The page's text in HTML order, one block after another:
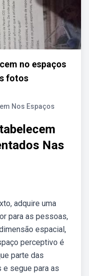
no espaços
fotos
Nos Espaços
Nas
adquire uma
para as pessoas,
espacial,
perceptivo é
parte das
segue para as